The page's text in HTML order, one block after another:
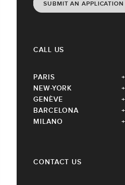
CONTACT US
SUBMIT AN APPLICATION
CALL US
PARIS
NEW-YORK
GENÈVE
BARCELONA
MILANO